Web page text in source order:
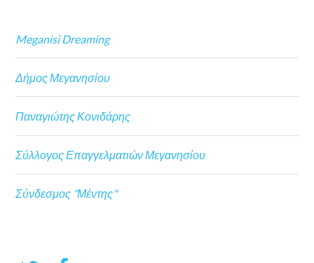
Meganisi Dreaming
Δήμος Μεγανησίου
Παναγιώτης Κονιδάρης
Σύλλογος Επαγγελματιών Μεγανησίου
Σύνδεσμος "Μέντης"